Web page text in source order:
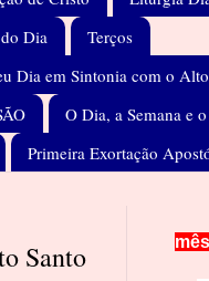
Dia
Terços
Dia em Sintonia com o Alto
O Dia, a Semana e
Primeira Exortação
Santo